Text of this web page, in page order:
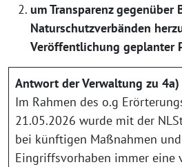
um Transparenz gegenüber
Naturschutzverbänden
Veröffentlichung geplanter
Antwort der Verwaltung zu
Im Rahmen des o.g
21.05.2026 wurde mit der
bei künftigen Maßnahmen
Eingriffsvorhaben immer eine